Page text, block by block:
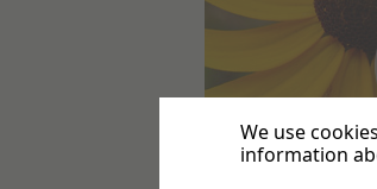
ԳԼԽԱՎՈՐ
We use
information